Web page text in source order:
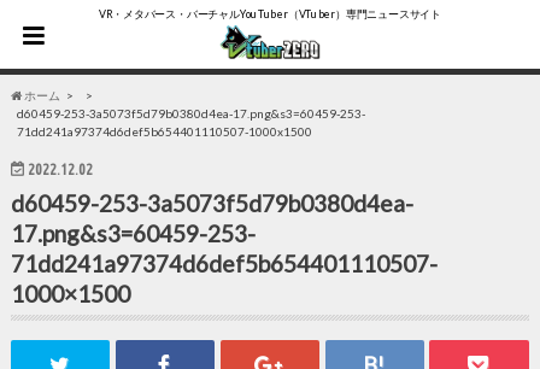
VR・メタバース・バーチャルYouTuber（VTuber）専門ニュースサイト
ホーム
d60459-253-3a5073f5d79b0380d4ea-17.png&s3=60459-253-
71dd241a97374d6def5b654401110507-1000x1500
2022.12.02
d60459-253-3a5073f5d79b0380d4ea-
17.png&s3=60459-253-
71dd241a97374d6def5b654401110507-
1000×1500